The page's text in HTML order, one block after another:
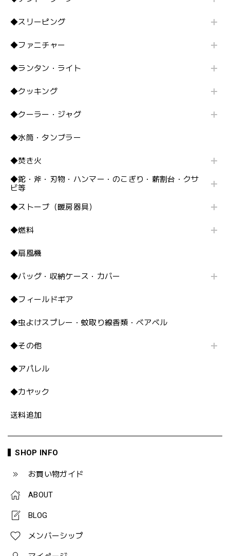
◆スリーピング
◆ファニチャー
◆ランタン・ライト
◆クッキング
◆クーラー・ジャグ
◆水筒・タンブラー
◆焚き火
◆鉈・斧・刃物・ハンマー・のこぎり・薪割台・クサ
ビ等
◆ストーブ（暖房器具）
◆燃料
◆扇風機
◆バッグ・収納ケース・カバー
◆フィールドギア
◆虫よけスプレー・蚊取り線香類・ベアベル
◆その他
◆アパレル
◆カヤック
送料追加
SHOP INFO
お買い物ガイド
ABOUT
BLOG
メンバーシップ